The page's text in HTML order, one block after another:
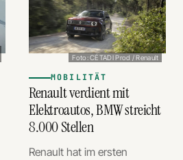
Foto: CÉTADI Prod / Renault
MOBILITÄT
Renault verdient mit
Elektroautos, BMW streicht
8.000 Stellen
Renault hat im ersten